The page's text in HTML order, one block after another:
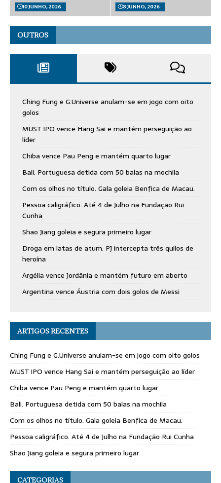
10 JUNHO, 2026 8 JUNHO, 2026
OUTROS
Ching Fung e G.Universe anulam-se em jogo com oito
golos
MUST IPO vence Hang Sai e mantém perseguição ao
líder
Chiba vence Pau Peng e mantém quarto lugar
Bali. Portuguesa detida com 50 balas na mochila
Com os olhos no título. Gala goleia Benfica de Macau.
Pessoa caligráfico. Até 4 de Julho na Fundação Rui
Cunha
Shao Jiang goleia e segura primeiro lugar
Droga em latas de atum. PJ intercepta três quilos de
heroína
Argélia vence Jordânia e mantém futuro em aberto
Argentina vence Áustria com dois golos de Messi
ARTIGOS RECENTES
Ching Fung e G.Universe anulam-se em jogo com oito golos
MUST IPO vence Hang Sai e mantém perseguição ao líder
Chiba vence Pau Peng e mantém quarto lugar
Bali. Portuguesa detida com 50 balas na mochila
Com os olhos no título. Gala goleia Benfica de Macau.
Pessoa caligráfico. Até 4 de Julho na Fundação Rui Cunha
Shao Jiang goleia e segura primeiro lugar
CATEGORIAS